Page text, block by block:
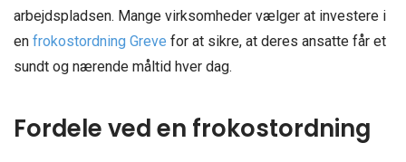
arbejdspladsen. Mange virksomheder vælger at investere i
en frokostordning Greve for at sikre, at deres ansatte får et
sundt og nærende måltid hver dag.
Fordele ved en frokostordning